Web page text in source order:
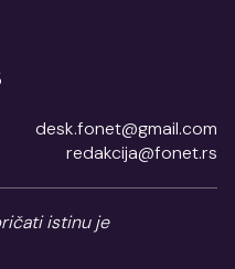
desk.fonet@gmail.com
redakcija@fonet.rs
istinu je